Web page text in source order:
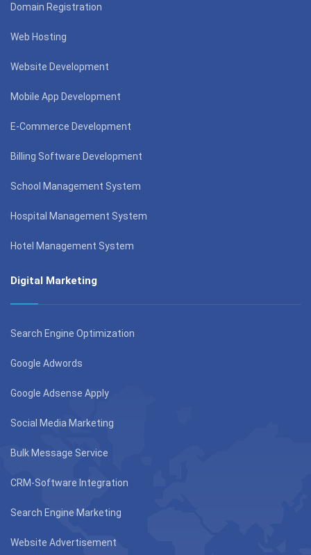
Domain Registration
Web Hosting
Website Development
Mobile App Development
E-Commerce Development
Billing Software Development
School Management System
Hospital Management System
Hotel Management System
Digital Marketing
Search Engine Optimization
Google Adwords
Google Adsense Apply
Social Media Marketing
Bulk Message Service
CRM-Software Integration
Search Engine Marketing
Website Advertisement